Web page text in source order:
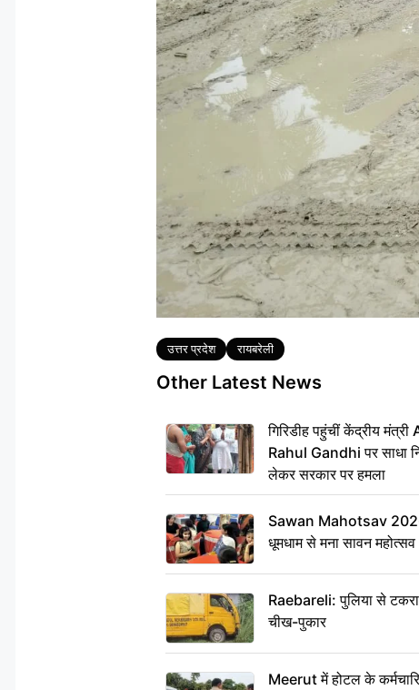
Tags
उत्तर प्रदेश रायबरेली
Other Latest News
गिरिडीह पहुंचीं केंद्रीय
Rahul Gandhi पर साधा
लेकर सरकार पर हमला
Sawan Mahotsav
धूमधाम से मना सावन महोत्सव
Raebareli: पुलिया से
चीख-पुकार
Meerut में होटल के